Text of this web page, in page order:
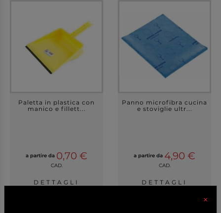
Paletta in plastica con
manico e fillett...
a partire da 0,70 €
CAD.
DETTAGLI
Panno microfibra cucina
e stoviglie ultr...
a partire da 4,90 €
CAD.
DETTAGLI
×